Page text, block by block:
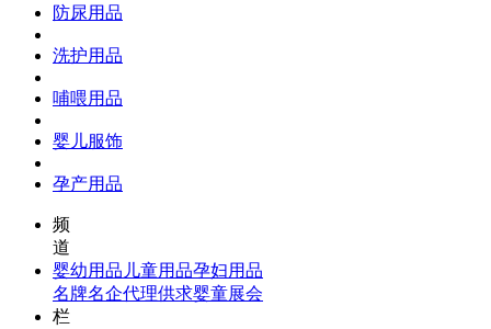
防尿用品
洗护用品
哺喂用品
婴儿服饰
孕产用品
频
道
婴幼用品 儿童用品孕妇用品
名牌名企代理供求婴童展会
栏